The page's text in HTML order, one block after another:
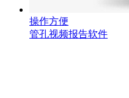
操作方便
管孔视频报告软件